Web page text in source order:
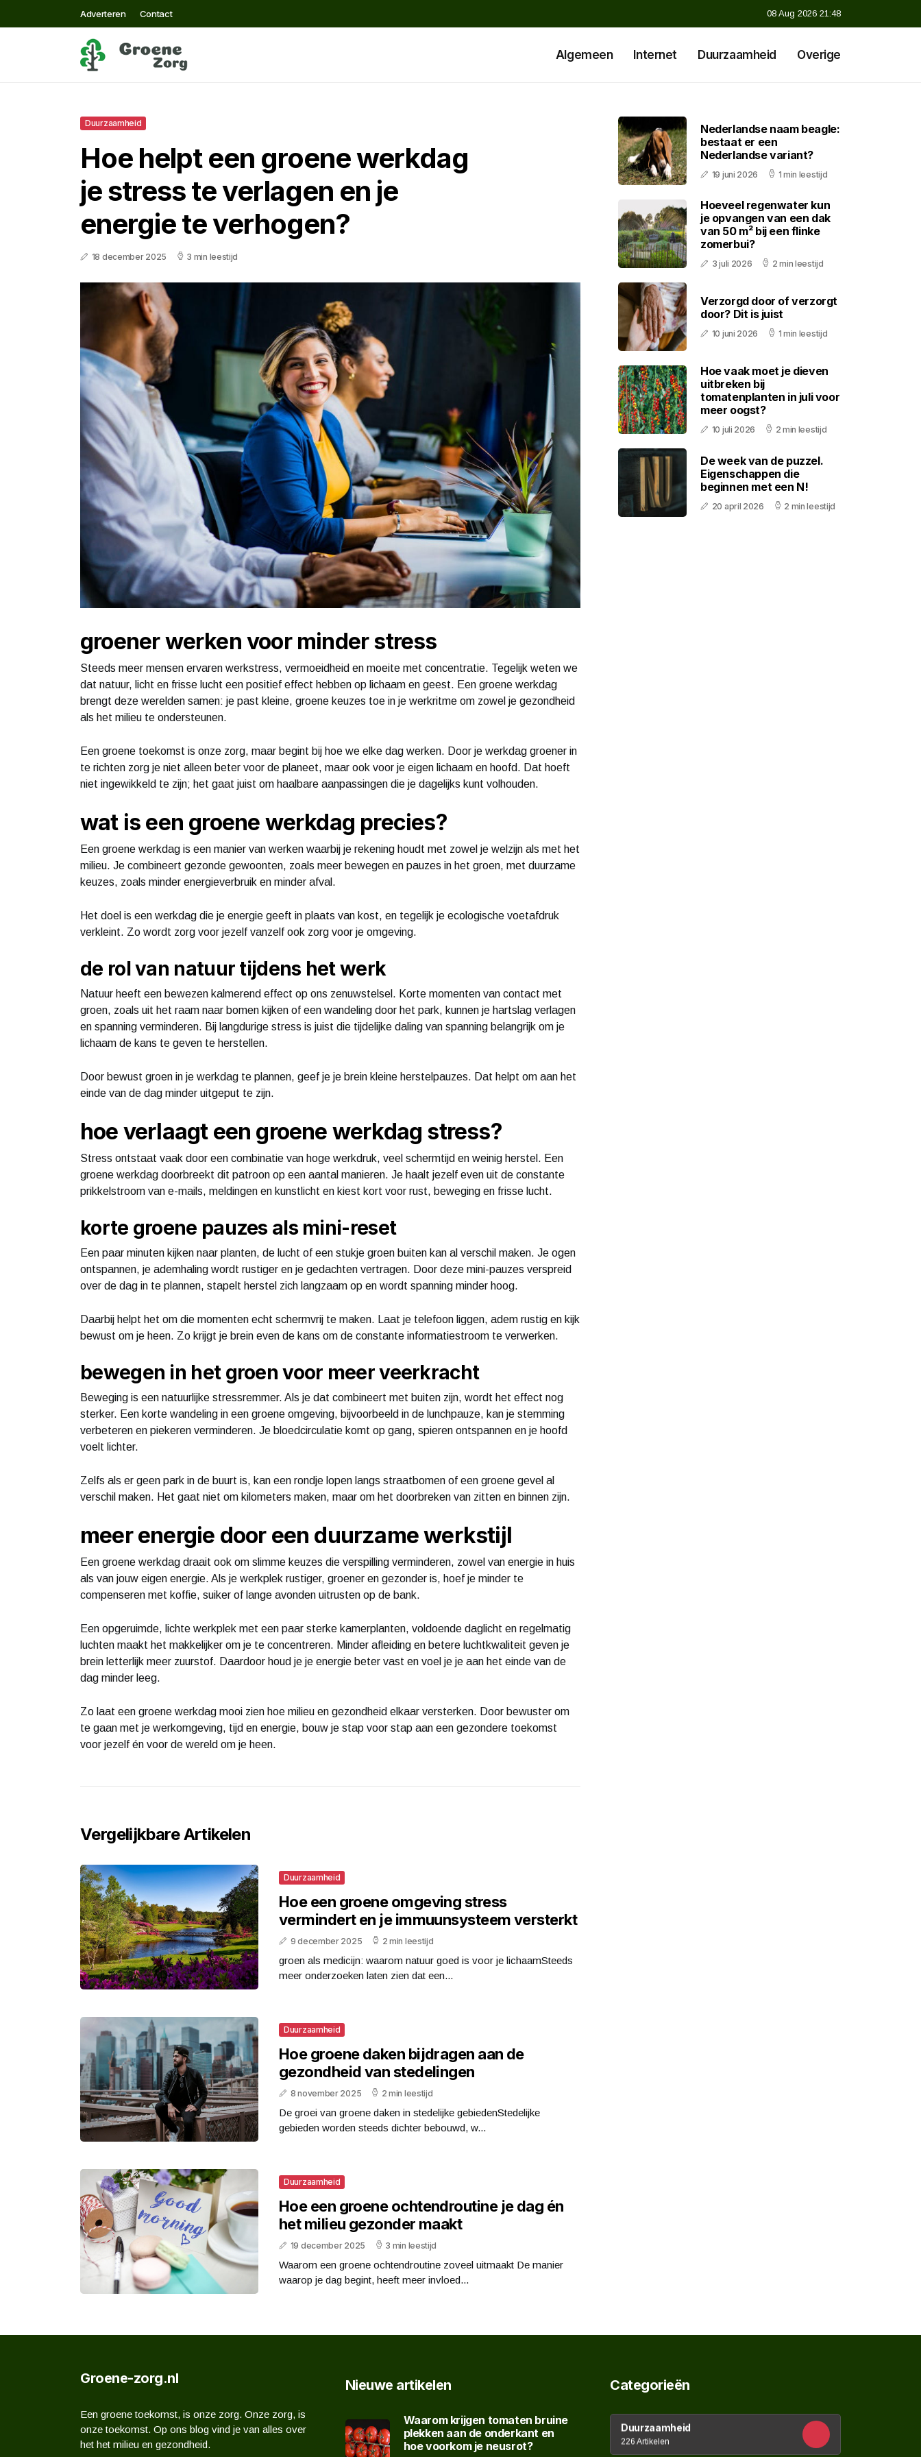
Adverteren Contact 08 Aug 2026 21:48
Algemeen Internet Duurzaamheid Overige
Duurzaamheid
Hoe helpt een groene werkdag
je stress te verlagen en je
energie te verhogen?
18 december 2025 3 min leestijd
groener werken voor minder stress
Steeds meer mensen ervaren werkstress, vermoeidheid en moeite met concentratie. Tegelijk weten we
dat natuur, licht en frisse lucht een positief effect hebben op lichaam en geest. Een groene werkdag
brengt deze werelden samen: je past kleine, groene keuzes toe in je werkritme om zowel je gezondheid
als het milieu te ondersteunen.
Een groene toekomst is onze zorg, maar begint bij hoe we elke dag werken. Door je werkdag groener in
te richten zorg je niet alleen beter voor de planeet, maar ook voor je eigen lichaam en hoofd. Dat hoeft
niet ingewikkeld te zijn; het gaat juist om haalbare aanpassingen die je dagelijks kunt volhouden.
wat is een groene werkdag precies?
Een groene werkdag is een manier van werken waarbij je rekening houdt met zowel je welzijn als met het
milieu. Je combineert gezonde gewoonten, zoals meer bewegen en pauzes in het groen, met duurzame
keuzes, zoals minder energieverbruik en minder afval.
Het doel is een werkdag die je energie geeft in plaats van kost, en tegelijk je ecologische voetafdruk
verkleint. Zo wordt zorg voor jezelf vanzelf ook zorg voor je omgeving.
de rol van natuur tijdens het werk
Natuur heeft een bewezen kalmerend effect op ons zenuwstelsel. Korte momenten van contact met
groen, zoals uit het raam naar bomen kijken of een wandeling door het park, kunnen je hartslag verlagen
en spanning verminderen. Bij langdurige stress is juist die tijdelijke daling van spanning belangrijk om je
lichaam de kans te geven te herstellen.
Door bewust groen in je werkdag te plannen, geef je je brein kleine herstelpauzes. Dat helpt om aan het
einde van de dag minder uitgeput te zijn.
hoe verlaagt een groene werkdag stress?
Stress ontstaat vaak door een combinatie van hoge werkdruk, veel schermtijd en weinig herstel. Een
groene werkdag doorbreekt dit patroon op een aantal manieren. Je haalt jezelf even uit de constante
prikkelstroom van e-mails, meldingen en kunstlicht en kiest kort voor rust, beweging en frisse lucht.
korte groene pauzes als mini-reset
Een paar minuten kijken naar planten, de lucht of een stukje groen buiten kan al verschil maken. Je ogen
ontspannen, je ademhaling wordt rustiger en je gedachten vertragen. Door deze mini-pauzes verspreid
over de dag in te plannen, stapelt herstel zich langzaam op en wordt spanning minder hoog.
Daarbij helpt het om die momenten echt schermvrij te maken. Laat je telefoon liggen, adem rustig en kijk
bewust om je heen. Zo krijgt je brein even de kans om de constante informatiestroom te verwerken.
bewegen in het groen voor meer veerkracht
Beweging is een natuurlijke stressremmer. Als je dat combineert met buiten zijn, wordt het effect nog
sterker. Een korte wandeling in een groene omgeving, bijvoorbeeld in de lunchpauze, kan je stemming
verbeteren en piekeren verminderen. Je bloedcirculatie komt op gang, spieren ontspannen en je hoofd
voelt lichter.
Zelfs als er geen park in de buurt is, kan een rondje lopen langs straatbomen of een groene gevel al
verschil maken. Het gaat niet om kilometers maken, maar om het doorbreken van zitten en binnen zijn.
meer energie door een duurzame werkstijl
Een groene werkdag draait ook om slimme keuzes die verspilling verminderen, zowel van energie in huis
als van jouw eigen energie. Als je werkplek rustiger, groener en gezonder is, hoef je minder te
compenseren met koffie, suiker of lange avonden uitrusten op de bank.
Een opgeruimde, lichte werkplek met een paar sterke kamerplanten, voldoende daglicht en regelmatig
luchten maakt het makkelijker om je te concentreren. Minder afleiding en betere luchtkwaliteit geven je
brein letterlijk meer zuurstof. Daardoor houd je je energie beter vast en voel je je aan het einde van de
dag minder leeg.
Zo laat een groene werkdag mooi zien hoe milieu en gezondheid elkaar versterken. Door bewuster om
te gaan met je werkomgeving, tijd en energie, bouw je stap voor stap aan een gezondere toekomst
voor jezelf én voor de wereld om je heen.
Vergelijkbare Artikelen
Duurzaamheid
Hoe een groene omgeving stress
vermindert en je immuunsysteem versterkt
9 december 2025 2 min leestijd
groen als medicijn: waarom natuur goed is voor je lichaamSteeds
meer onderzoeken laten zien dat een...
Duurzaamheid
Hoe groene daken bijdragen aan de
gezondheid van stedelingen
8 november 2025 2 min leestijd
De groei van groene daken in stedelijke gebiedenStedelijke
gebieden worden steeds dichter bebouwd, w...
Duurzaamheid
Hoe een groene ochtendroutine je dag én
het milieu gezonder maakt
19 december 2025 3 min leestijd
Waarom een groene ochtendroutine zoveel uitmaakt De manier
waarop je dag begint, heeft meer invloed...
Nederlandse naam beagle:
bestaat er een
Nederlandse variant?
19 juni 2026 1 min leestijd
Hoeveel regenwater kun
je opvangen van een dak
van 50 m² bij een flinke
zomerbui?
3 juli 2026 2 min leestijd
Verzorgd door of verzorgt
door? Dit is juist
10 juni 2026 1 min leestijd
Hoe vaak moet je dieven
uitbreken bij
tomatenplanten in juli voor
meer oogst?
10 juli 2026 2 min leestijd
De week van de puzzel.
Eigenschappen die
beginnen met een N!
20 april 2026 2 min leestijd
Groene-zorg.nl
Een groene toekomst, is onze zorg. Onze zorg, is
onze toekomst. Op ons blog vind je van alles over
het het milieu en gezondheid.
Nieuwe artikelen
Waarom krijgen tomaten bruine
plekken aan de onderkant en
hoe voorkom je neusrot?
Categorieën
Duurzaamheid
226 Artikelen